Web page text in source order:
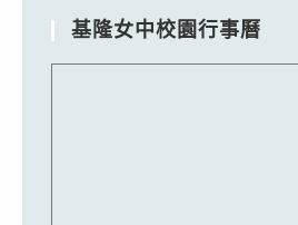
基隆女中校園行事曆